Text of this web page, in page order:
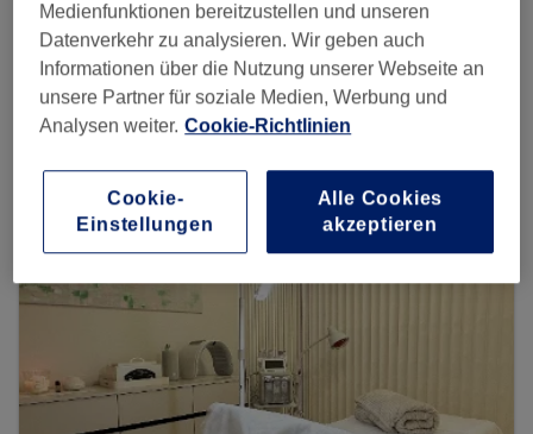
Finde die besten Salons in deiner Nähe
Medienfunktionen bereitzustellen und unseren
Datenverkehr zu analysieren. Wir geben auch
Informationen über die Nutzung unserer Webseite an
unsere Partner für soziale Medien, Werbung und
Analysen weiter. Cookie-Richtlinien
Cookie-
Einstellungen
Alle Cookies
akzeptieren